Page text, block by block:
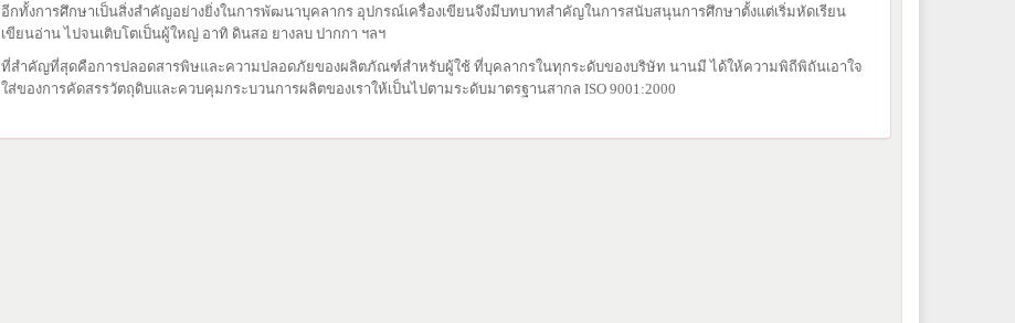
อีกทั้งการศึกษาเป็นสิ่งสำคัญอย่างยิ่งในการพัฒนาบุคลากร อุปกรณ์เครื่องเขียนจึงมีบทบาทสำคัญในการสนับสนุนการศึกษาตั้งแต่เริ่มหัดเรียน
เขียนอ่าน ไปจนเติบโตเป็นผู้ใหญ่ อาทิ ดินสอ ยางลบ ปากกา ฯลฯ
ที่สำคัญที่สุดคือการปลอดสารพิษและความปลอดภัยของผลิตภัณฑ์สำหรับผู้ใช้ ที่บุคลากรในทุกระดับของบริษัท นานมี ได้ให้ความพิถีพิถันเอาใจ
ใส่ของการคัดสรรวัตถุดิบและควบคุมกระบวนการผลิตของเราให้เป็นไปตามระดับมาตรฐานสากล ISO 9001:2000